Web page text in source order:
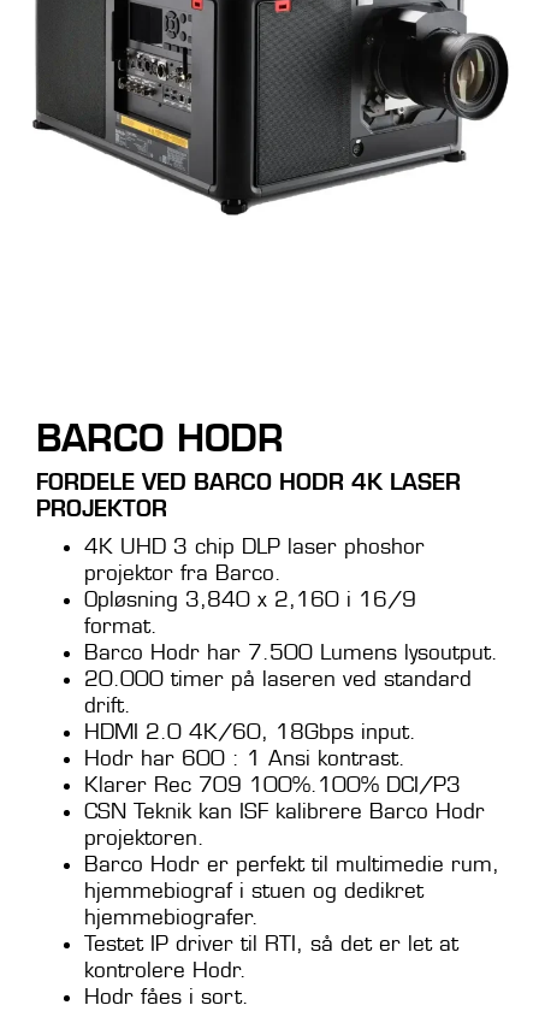
BARCO HODR
FORDELE VED BARCO HODR 4K LASER
PROJEKTOR
4K UHD 3 chip DLP laser phoshor
projektor fra Barco.
Opløsning 3,840 x 2,160 i 16/9
format.
Barco Hodr har 7.500 Lumens lysoutput.
20.000 timer på laseren ved standard
drift.
HDMI 2.0 4K/60, 18Gbps input.
Hodr har 600 : 1 Ansi kontrast.
Klarer Rec 709 100%.100% DCI/P3
CSN Teknik kan ISF kalibrere Barco Hodr
projektoren.
Barco Hodr er perfekt til multimedie rum,
hjemmebiograf i stuen og dedikret
hjemmebiografer.
Testet IP driver til RTI, så det er let at
kontrolere Hodr.
Hodr fåes i sort.